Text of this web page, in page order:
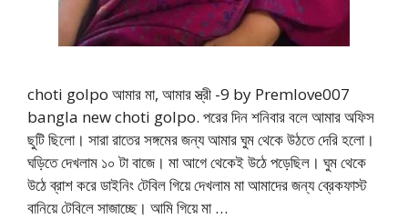
choti golpo আমার মা, আমার স্ত্রী -9 by Premlove007
bangla new choti golpo. পরের দিন শনিবার বলে আমার অফিস
ছুটি ছিলো। সারা রাতের সঙ্গমের জন্য আমার ঘুম থেকে উঠতে দেরি হলো।
ঘড়িতে দেখলাম ১০ টা বাজে। মা আগে থেকেই উঠে পড়েছিল। ঘুম থেকে
উঠে ব্রাশ করে ডাইনিং টেবিল গিয়ে দেখলাম মা আমাদের জন্য ব্রেকফাস্ট
বানিয়ে টেবিলে সাজাচ্ছে। আমি গিয়ে মা …